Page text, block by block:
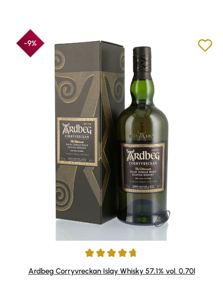
-9%
Durchschnittliche Bewertung von 4.87 von 5 Sternen
Ardbeg Corryvreckan Islay Whisky 57,1% vol. 0,70l